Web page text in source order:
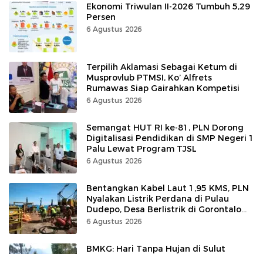
Ekonomi Triwulan II-2026 Tumbuh 5,29
Persen
6 Agustus 2026
Terpilih Aklamasi Sebagai Ketum di
Musprovlub PTMSI, Ko’ Alfrets
Rumawas Siap Gairahkan Kompetisi
6 Agustus 2026
Semangat HUT RI ke-81, PLN Dorong
Digitalisasi Pendidikan di SMP Negeri 1
Palu Lewat Program TJSL
6 Agustus 2026
Bentangkan Kabel Laut 1,95 KMS, PLN
Nyalakan Listrik Perdana di Pulau
Dudepo, Desa Berlistrik di Gorontalo
100 Persen
6 Agustus 2026
BMKG: Hari Tanpa Hujan di Sulut